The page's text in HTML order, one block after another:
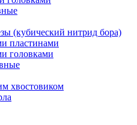
(кубический нитрид бора)
пластинами
головками
хвостовиком